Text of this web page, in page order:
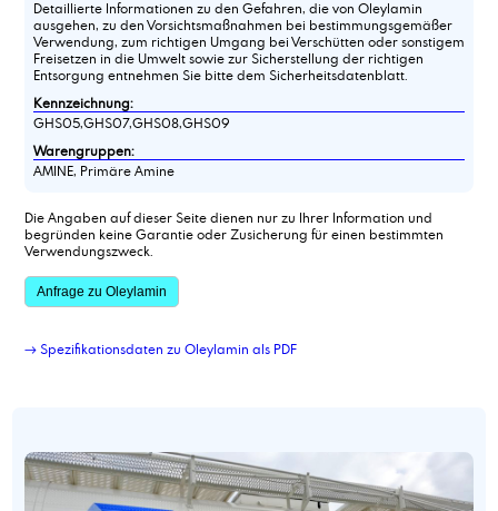
Detaillierte Informationen zu den Gefahren, die von Oleylamin
ausgehen, zu den Vorsichtsmaßnahmen bei bestimmungsgemäßer
Verwendung, zum richtigen Umgang bei Verschütten oder sonstigem
Freisetzen in die Umwelt sowie zur Sicherstellung der richtigen
Entsorgung entnehmen Sie bitte dem Sicherheitsdatenblatt.
Kennzeichnung:
GHS05,GHS07,GHS08,GHS09
Warengruppen:
AMINE, Primäre Amine
Die Angaben auf dieser Seite dienen nur zu Ihrer Information und
begründen keine Garantie oder Zusicherung für einen bestimmten
Verwendungszweck.
Anfrage zu Oleylamin
→ Spezifikationsdaten zu Oleylamin als PDF